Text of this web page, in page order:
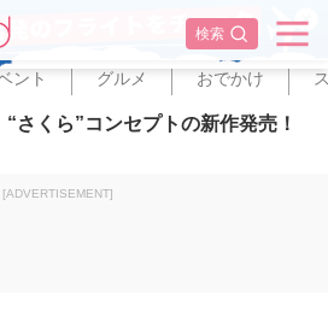
検索
✕
ント グルメ おでかけ
“さくら”コンセプトの新作発売！
[ADVERTISEMENT]